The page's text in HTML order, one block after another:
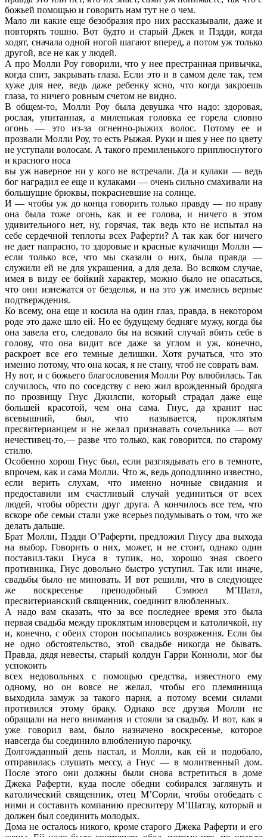
божьей помощью и говорить нам тут не о чем.
Мало ли какие еще безобразия про них рассказывали, даже и
повторять тошно. Вот будто и старый Джек и Пэдди, когда
ходят, сначала одной ногой шагают вперед, а потом уж только
другой, все не как у людей.
А про Молли Роу говорили, что у нее престранная привычка,
когда спит, закрывать глаза. Если это и в самом деле так, тем
хуже для нее, ведь даже ребенку ясно, что когда закроешь
глаза, то ничего ровным счетом не видно.
В общем-то, Молли Роу была девушка что надо: здоровая,
рослая, упитанная, а миленькая головка ее горела словно
огонь — это из-за огненно-рыжих волос. Потому ее и
прозвали Молли Роу, то есть Рыжая. Руки и шея у нее по цвету
не уступали волосам. А такого премиленького приплюснутого
и красного носа
вы уж наверное ни у кого не встречали. Да и кулаки — ведь
бог наградил ее еще и кулаками — очень сильно смахивали на
большущие брюквы, покрасневшие на солнце.
И — чтобы уж до конца говорить только правду — по нраву
она была тоже огонь, как и ее голова, и ничего в этом
удивительного нет, ну, горячая, так ведь кто не испытал на
себе сердечной теплоты всех Раферти? А так как бог ничего
не дает напрасно, то здоровые и красные кулачищи Молли —
если только все, что мы сказали о них, была правда —
служили ей не для украшения, а для дела. Во всяком случае,
имея в виду ее бойкий характер, можно было не опасаться,
что они изнежатся от безделья, и на это уж имелись верные
подтверждения.
Ко всему, она еще и косила на один глаз, правда, в некотором
роде это даже шло ей. Но ее будущему бедняге мужу, когда бы
она завела его, следовало бы на всякий случай вбить себе в
голову, что она видит все даже за углом и уж, конечно,
раскроет все его темные делишки. Хотя ручаться, что это
именно потому, что она косая, я не стану, чтоб не соврать вам.
Ну вот, и с божьего благословения Молли Роу влюбилась. Так
случилось, что по соседству с нею жил врожденный бродяга
по прозвищу Гнус Джилспи, который страдал даже еще
большей красотой, чем она сама. Гнус, да хранит нас
всевышний, был, что называется, проклятым
пресвитерианцем и не желал признавать сочельника — вот
нечестивец-то,— разве что только, как говорится, по старому
стилю.
Особенно хорош Гнус был, если разглядывать его в темноте,
впрочем, как и сама Молли. Что ж, ведь доподлинно известно,
если верить слухам, что именно ночные свидания и
предоставили им счастливый случай уединиться от всех
людей, чтобы обрести друг друга. А кончилось все тем, что
вскоре обе семьи стали уже всерьез подумывать о том, что же
делать дальше.
Брат Молли, Пэдди О’Раферти, предложил Гнусу два выхода
на выбор. Говорить о них, может, и не стоит, однако один
поставил-таки Гнуса в тупик, но, хорошо зная своего
противника, Гнус довольно быстро уступил. Так или иначе,
свадьбы было не миновать. И вот решили, что в следующее
же воскресенье преподобный Сэмюел М’Шатл,
пресвитерианский священник, соединит влюбленных.
А надо вам сказать, что за все последнее время это была
первая свадьба между проклятым иноверцем и католичкой, ну
и, конечно, с обеих сторон посыпались возражения. Если бы
не одно обстоятельство, этой свадьбе никогда не бывать.
Правда, дядя невесты, старый колдун Гарри Конноли, мог бы
успокоить
всех недовольных с помощью средства, известного ему
одному, но он вовсе не желал, чтобы его племянница
выходила замуж за такого парня, а потому всеми силами
противился этому браку. Однако все друзья Молли не
обращали на него внимания и стояли за свадьбу. И вот, как я
уже говорил вам, было назначено воскресенье, которое
навсегда бы соединило влюбленную парочку.
Долгожданный день настал, и Молли, как ей и подобало,
отправилась слушать мессу, а Гнус — в молитвенный дом.
После этого они должны были снова встретиться в доме
Джека Раферти, куда после обедни собирался заглянуть и
католический священник, отец М’Сорли, чтобы отобедать с
ними и составить компанию пресвитеру М’Шатлу, который и
должен был соединить молодых.
Дома не осталось никого, кроме старого Джека Раферти и его